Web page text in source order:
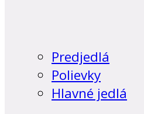
Predjedlá
Polievky
Hlavné jedlá